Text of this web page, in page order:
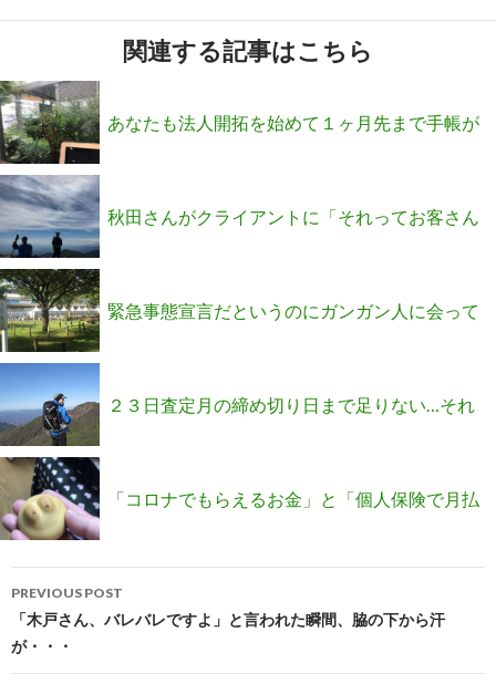
関連する記事はこちら
あなたも法人開拓を始めて１ヶ月先まで手帳が
予約で埋まる安心を手に入れませんか？
秋田さんがクライアントに「それってお客さん
に失礼じゃないですか！」と激怒された事件
緊急事態宣言だというのにガンガン人に会って
いるYさんの秘密を聞きました
２３日査定月の締め切り日まで足りない…それ
がギリギリで奇蹟を起こした３文字とは？
「コロナでもらえるお金」と「個人保険で月払
Post
navigation
PREVIOUS POST
「木戸さん、バレバレですよ」と言われた瞬間、脇の下から汗
が・・・